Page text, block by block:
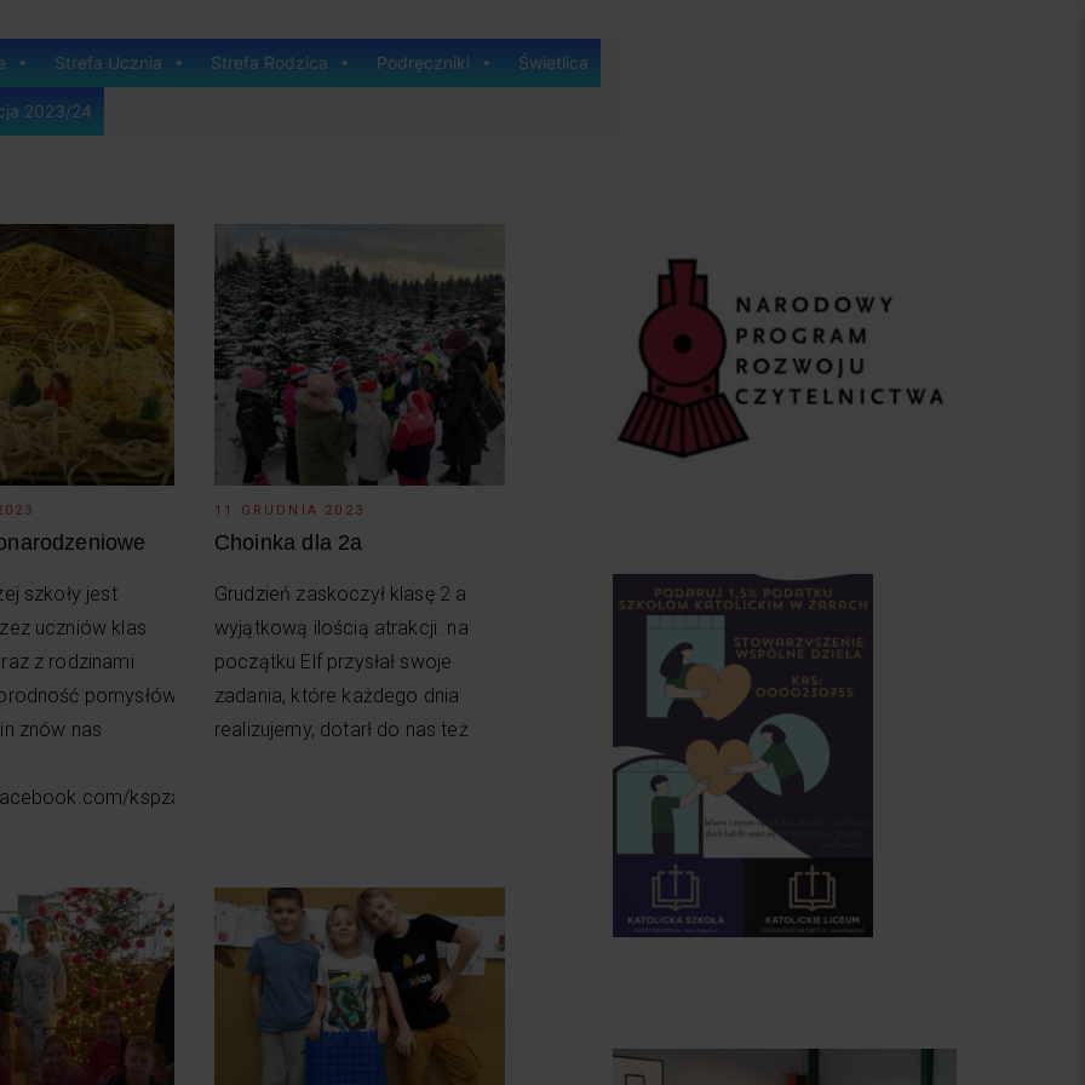
Strefa Ucznia Strefa Rodzica Podręczniki Świetlica
2023/24
szkoły jest
uczniów klas
z rodzinami
pomysłów
znów nas
kspzary
11 GRUDNIA 2023
Choinka dla 2a
Grudzień zaskoczył klasę 2 a
wyjątkową ilością atrakcji. na
początku Elf przysłał swoje
zadania, które każdego dnia
realizujemy, dotarł do nas też